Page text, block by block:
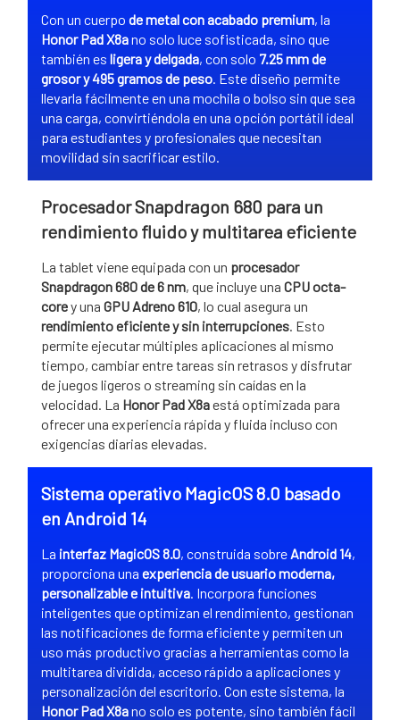
Con un cuerpo de metal con acabado premium, la
Honor Pad X8ano solo luce sofisticada, sino que
también es ligera y delgada, con solo 7.25 mm de
grosor y 495 gramos de peso . Este diseño permite
llevarla fácilmente en una mochila o bolso sin que sea
una carga, convirtiéndola en una opción portátil ideal
para estudiantes y profesionales que necesitan
movilidad sin sacrificar estilo.
Procesador Snapdragon 680 para un
rendimiento fluido y multitarea eficiente
La tablet viene equipada con un procesador
Snapdragon 680 de 6 nm, que incluye una CPU octa-
corey una GPU Adreno 610, lo cual asegura un
rendimiento eficiente y sin interrupciones . Esto
permite ejecutar múltiples aplicaciones al mismo
tiempo, cambiar entre tareas sin retrasos y disfrutar
de juegos ligeros o streaming sin caídas en la
velocidad. La Honor Pad X8aestá optimizada para
ofrecer una experiencia rápida y fluida incluso con
exigencias diarias elevadas.
Sistema operativo MagicOS 8.0 basado
en Android 14
La interfaz MagicOS 8.0, construida sobre Android 14,
proporciona una experiencia de usuario moderna,
personalizable e intuitiva . Incorpora funciones
inteligentes que optimizan el rendimiento, gestionan
las notificaciones de forma eficiente y permiten un
uso más productivo gracias a herramientas como la
multitarea dividida, acceso rápido a aplicaciones y
personalización del escritorio. Con este sistema, la
Honor Pad X8ano solo es potente, sino también fácil